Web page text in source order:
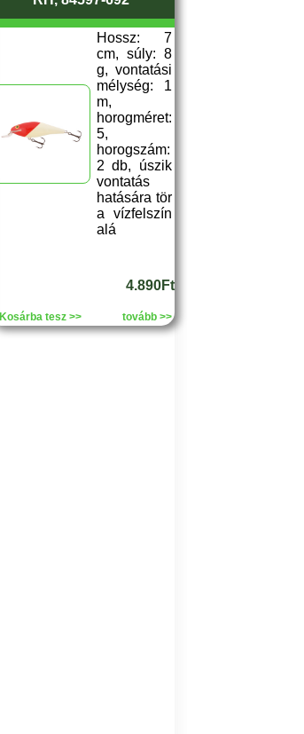
Hossz: 7
cm, súly: 8
g, vontatási
mélység: 1
m,
horogméret:
5,
horogszám:
2 db, úszik
vontatás
hatására tör
a vízfelszín
alá
4.890Ft
Kosárba tesz >> tovább >>